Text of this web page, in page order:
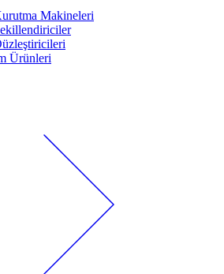
Makineleri
Ürünleri